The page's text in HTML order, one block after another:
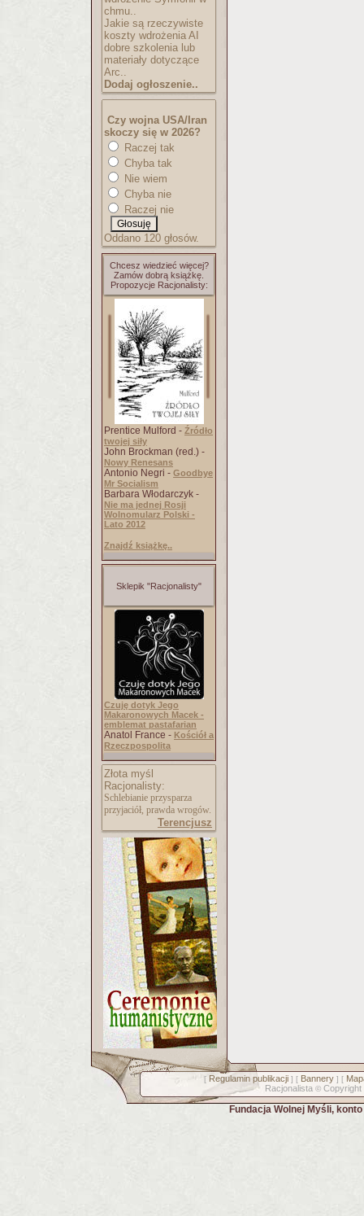
chmu..
Jakie są rzeczywiste
koszty wdrożenia AI
dobre szkolenia lub
materiały dotyczące
Arc..
Dodaj ogłoszenie..
Czy wojna USA/Iran
skoczy się w 2026?
Raczej tak
Chyba tak
Nie wiem
Chyba nie
Raczej nie
Oddano 120 głosów.
Chcesz wiedzieć więcej?
Zamów dobrą książkę.
Propozycje Racjonalisty:
Prentice Mulford - Źródło
twojej siły
John Brockman (red.) -
Nowy Renesans
Antonio Negri - Goodbye
Mr Socialism
Barbara Włodarczyk -
Nie ma jednej Rosji
Wolnomularz Polski -
Lato 2012
Znajdź książkę..
Sklepik "Racjonalisty"
Czuję dotyk Jego
Makaronowych Macek -
emblemat pastafarian
Anatol France - Kościół a
Rzeczpospolita
Złota myśl
Racjonalisty:
Schlebianie przysparza
przyjaciół, prawda wrogów.
Terencjusz
[ Regulamin publikacji] [ Bannery] [
Racjonalista © Copyright
Fundacja Wolnej Myśli,